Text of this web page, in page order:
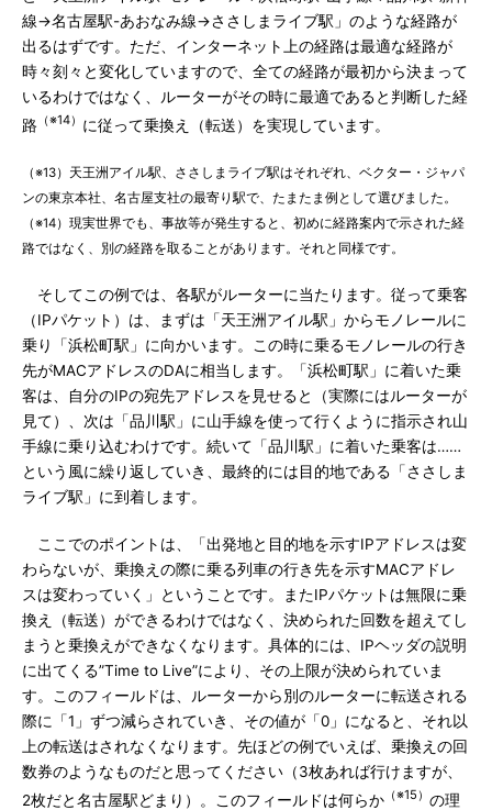
線->名古屋駅-あおなみ線->ささしまライブ駅」のような経路が
出るはずです。ただ、インターネット上の経路は最適な経路が
時々刻々と変化していますので、全ての経路が最初から決まって
いるわけではなく、ルーターがその時に最適であると判断した経
路 （※14） に従って乗換え（転送）を実現しています。
（※13）天王洲アイル駅、ささしまライブ駅はそれぞれ、ベクター・ジャパ
ンの東京本社、名古屋支社の最寄り駅で、たまたま例として選びました。
（※14）現実世界でも、事故等が発生すると、初めに経路案内で示された経
路ではなく、別の経路を取ることがあります。それと同様です。
そしてこの例では、各駅がルーターに当たります。従って乗客
（IPパケット）は、まずは「天王洲アイル駅」からモノレールに
乗り「浜松町駅」に向かいます。この時に乗るモノレールの行き
先がMACアドレスのDAに相当します。「浜松町駅」に着いた乗
客は、自分のIPの宛先アドレスを見せると（実際にはルーターが
見て）、次は「品川駅」に山手線を使って行くように指示され山
手線に乗り込むわけです。続いて「品川駅」に着いた乗客は……
という風に繰り返していき、最終的には目的地である「ささしま
ライブ駅」に到着します。
ここでのポイントは、「出発地と目的地を示すIPアドレスは変
わらないが、乗換えの際に乗る列車の行き先を示すMACアドレ
スは変わっていく」ということです。またIPパケットは無限に乗
換え（転送）ができるわけではなく、決められた回数を超えてし
まうと乗換えができなくなります。具体的には、IPヘッダの説明
に出てくる”Time to Live”により、その上限が決められていま
す。このフィールドは、ルーターから別のルーターに転送される
際に「1」ずつ減らされていき、その値が「0」になると、それ以
上の転送はされなくなります。先ほどの例でいえば、乗換えの回
数券のようなものだと思ってください（3枚あれば行けますが、
2枚だと名古屋駅どまり）。このフィールドは何らか （※15） の理